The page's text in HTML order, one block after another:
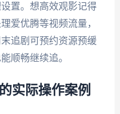
置。想高效观影记得
爱优腾等视频流量，
追剧可预约资源预缓
顺畅继续追。
实际操作案例